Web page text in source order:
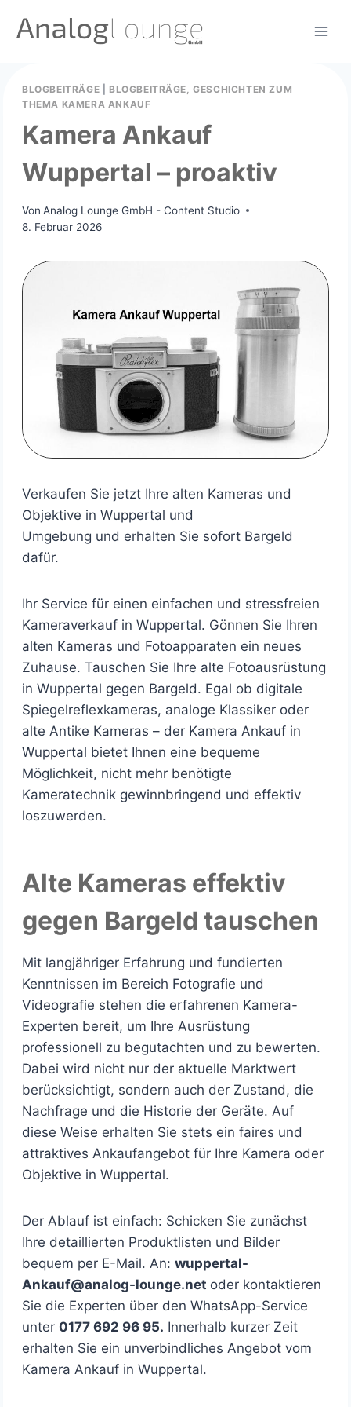
Inhalt
BLOGBEITRÄGE
BLOGBEITRÄGE, GESCHICHTEN ZUM
THEMA KAMERA ANKAUF
Kamera Ankauf
Wuppertal – proaktiv
Von Analog Lounge GmbH - Content Studio
8. Februar 2026
Verkaufen Sie jetzt Ihre alten Kameras und
Objektive in Wuppertal und
Umgebung und erhalten Sie sofort Bargeld
dafür.
Ihr Service für einen einfachen und stressfreien
Kameraverkauf in Wuppertal. Gönnen Sie Ihren
alten Kameras und Fotoapparaten ein neues
Zuhause. Tauschen Sie Ihre alte Fotoausrüstung
in Wuppertal gegen Bargeld. Egal ob digitale
Spiegelreflexkameras, analoge Klassiker oder
alte Antike Kameras – der Kamera Ankauf in
Wuppertal bietet Ihnen eine bequeme
Möglichkeit, nicht mehr benötigte
Kameratechnik gewinnbringend und effektiv
loszuwerden.
Alte Kameras effektiv
gegen Bargeld tauschen
Mit langjähriger Erfahrung und fundierten
Kenntnissen im Bereich Fotografie und
Videografie stehen die erfahrenen Kamera-
Experten bereit, um Ihre Ausrüstung
professionell zu begutachten und zu bewerten.
Dabei wird nicht nur der aktuelle Marktwert
berücksichtigt, sondern auch der Zustand, die
Nachfrage und die Historie der Geräte. Auf
diese Weise erhalten Sie stets ein faires und
attraktives Ankaufangebot für Ihre Kamera oder
Objektive in Wuppertal.
Der Ablauf ist einfach: Schicken Sie zunächst
Ihre detaillierten Produktlisten und Bilder
bequem per E-Mail. An: wuppertal-
Ankauf@analog-lounge.net oder kontaktieren
Sie die Experten über den WhatsApp-Service
unter 0177 692 96 95. Innerhalb kurzer Zeit
erhalten Sie ein unverbindliches Angebot vom
Kamera Ankauf in Wuppertal.